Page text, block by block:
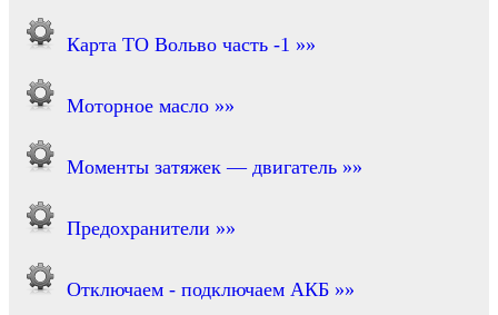
Карта ТО Вольво часть -1 »»
Моторное масло »»
Моменты затяжек — двигатель »»
Предохранители »»
Отключаем - подключаем АКБ »»